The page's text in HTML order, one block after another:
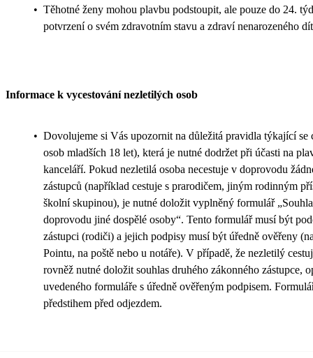
• Těhotné ženy mohou plavbu podstoupit, ale pouze do 24.
potvrzení o svém zdravotním stavu a zdraví nenarozeného
Informace k vycestování nezletilých osob
• Dovolujeme si Vás upozornit na důležitá pravidla týkající se
osob mladších 18 let), která je nutné dodržet při účasti na
kanceláří. Pokud nezletilá osoba necestuje v doprovodu
zástupců (například cestuje s prarodičem, jiným rodinným
školní skupinou), je nutné doložit vyplněný formulář
doprovodu jiné dospělé osoby“. Tento formulář musí být
zástupci (rodiči) a jejich podpisy musí být úředně ověřeny
Pointu, na poště nebo u notáře). V případě, že nezletilý
rovněž nutné doložit souhlas druhého zákonného zástupce,
uvedeného formuláře s úředně ověřeným podpisem.
předstihem před odjezdem.